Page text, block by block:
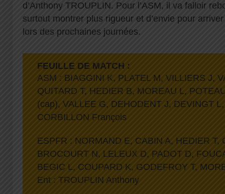
d’Anthony TROUPLIN. Pour l’ASM, il va falloir
surtout montrer plus rigueur et d’envie pour
lors des prochaines journées.
FEUILLE DE MATCH :
ASM : BIAGGINI K, PLATEL M, VILLIERS J,
QUITARD T, HEDIER B, MOREAU L,
(cap), VALLEE G, DEHODENT J, DEVINGT
CORBILLON François
ESPFR : NORMAND E, CABIN A, HEDIER T,
BROCOURT N, LELEUX D, PADOT D,
BEGIC L, COUPARD K, GODEFROY T,
Ent : TROUPLIN Anthony